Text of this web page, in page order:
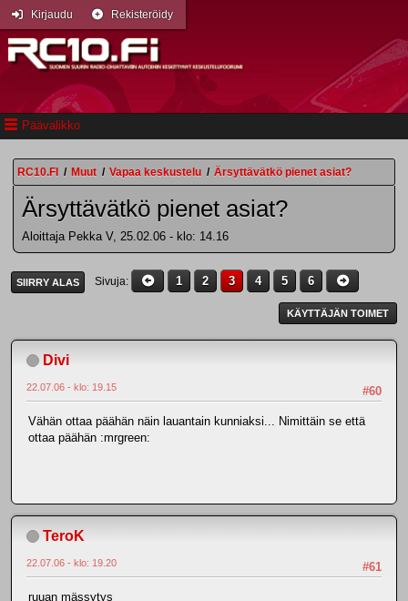
Päävalikko
Kirjaudu Rekisteröidy
RC10.FI / Muut / Vapaa keskustelu / Ärsyttävätkö pienet asiat?
Ärsyttävätkö pienet asiat?
Aloittaja Pekka V, 25.02.06 - klo: 14.16
SIIRRY ALAS Sivuja 1 2 3 4 5 6
KÄYTTÄJÄN TOIMET
Divi
#60
22.07.06 - klo: 19.15
Vähän ottaa päähän näin lauantain kunniaksi... Nimittäin se että
ottaa päähän :mrgreen:
TeroK
#61
22.07.06 - klo: 19.20
ruuan mässytys